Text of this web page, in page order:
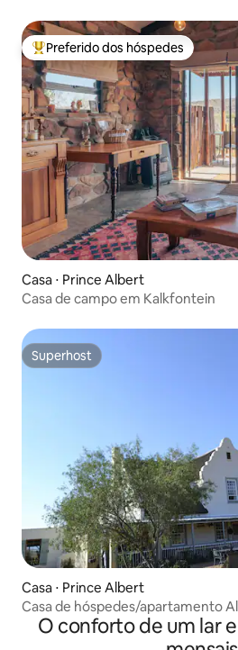
Entre os melhores preferidos dos
Preferido dos hóspedes
Casa ⋅ Prince Albert
Casa de campo em Kalkfontein
Superhost
Superhost
Casa ⋅ Prince Albert
Casa de hóspedes/apartamento
O conforto de um lar